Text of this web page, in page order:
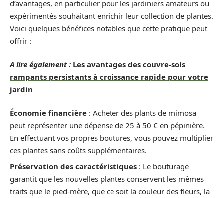
d’avantages, en particulier pour les jardiniers amateurs ou
expérimentés souhaitant enrichir leur collection de plantes.
Voici quelques bénéfices notables que cette pratique peut
offrir :
A lire également : Les avantages des couvre-sols
rampants persistants à croissance rapide pour votre
jardin
Économie financière : Acheter des plants de mimosa
peut représenter une dépense de 25 à 50 € en pépinière.
En effectuant vos propres boutures, vous pouvez multiplier
ces plantes sans coûts supplémentaires.
Préservation des caractéristiques : Le bouturage
garantit que les nouvelles plantes conservent les mêmes
traits que le pied-mère, que ce soit la couleur des fleurs, la